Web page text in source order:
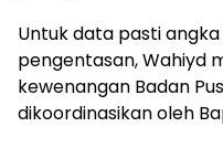
Untuk data pasti
pengentasan, Wahiyd
kewenangan Badan
dikoordinasikan oleh